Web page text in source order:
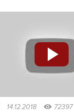
14.12.2018 72397